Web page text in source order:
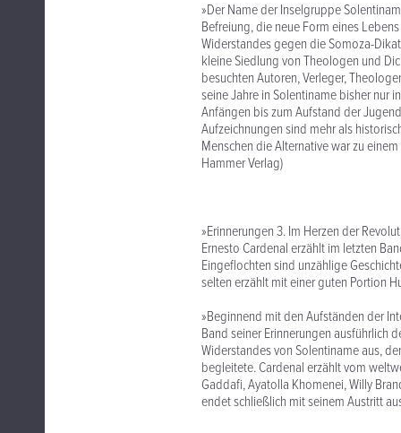
»Der Name der Inselgruppe
Befreiung, die neue Form eines
Widerstandes gegen die Somoza-
kleine Siedlung von Theologen und
besuchten Autoren, Verleger,
seine Jahre in Solentiname bisher nur
Anfängen bis zum Aufstand der
Aufzeichnungen sind mehr als
Menschen die Alternative war zu
Hammer Verlag)
»Erinnerungen 3. Im Herzen der
Ernesto Cardenal erzählt im letzten
Eingeflochten sind unzählige
selten erzählt mit einer guten Portion
»Beginnend mit den Aufständen der
Band seiner Erinnerungen ausführlich
Widerstandes von Solentiname aus,
begleitete. Cardenal erzählt vom
Gaddafi, Ayatolla Khomenei, Willy
endet schließlich mit seinem Austritt